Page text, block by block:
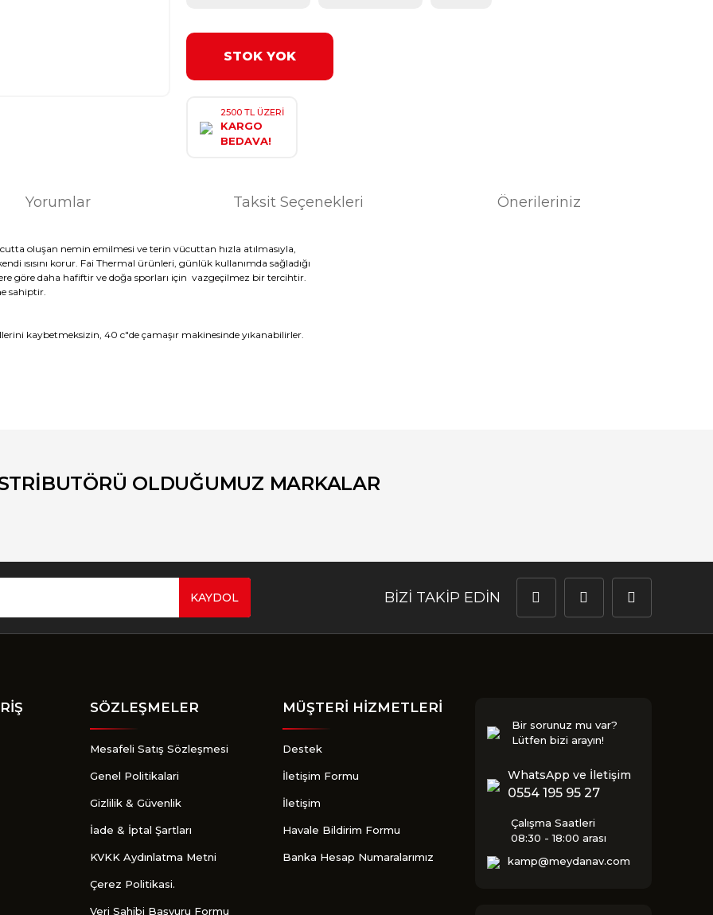
STOK YOK
2500 TL ÜZERİ
KARGO
BEDAVA!
Yorumlar Taksit Seçenekleri Önerileriniz
oluşan nemin emilmesi ve terin vücuttan hızla atılmasıyla,
ısısını korur. Fai Thermal ürünleri, günlük kullanımda sağladığı
göre daha hafiftir ve doğa sporları için vazgeçilmez bir tercihtir.
sahiptir.
kaybetmeksizin, 40 c"de çamaşır makinesinde yıkanabilirler.
Yorum Yaz
OLDUĞUMUZ MARKALAR
KAYDOL BİZİ TAKİP EDİN
SÖZLEŞMELER
Mesafeli Satış Sözleşmesi
Genel Politikalari
Gizlilik & Güvenlik
İade & İptal Şartları
KVKK Aydınlatma Metni
Çerez Politikasi.
Veri Sahibi Başvuru Formu
MÜŞTERİ HİZMETLERİ
Destek
İletişim Formu
İletişim
Havale Bildirim Formu
Banka Hesap Numaralarımız
Bir sorunuz mu var?
Lütfen bizi arayın!
WhatsApp ve İletişim
0554 195 95 27
Çalışma Saatleri
08:30 - 18:00 arası
kamp@meydanav.com